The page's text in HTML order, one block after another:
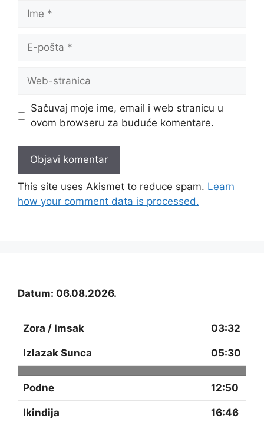
Ime
pošta
Web-
Sačuvaj moje ime, email i web stranicu u
ovom browseru za buduće komentare.
This site uses Akismet to reduce spam. Learn
how your comment data is processed.
Datum: 06.08.2026.
Zora / Imsak 03:32
Izlazak Sunca 05:30
Podne 12:50
Ikindija 16:46